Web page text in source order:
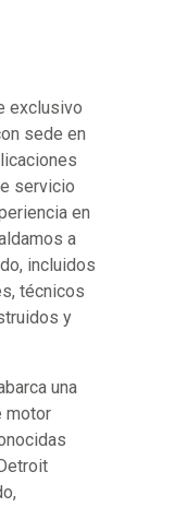
exclusivo
sede en
servicio
en
a
incluidos
técnicos
y
una
motor